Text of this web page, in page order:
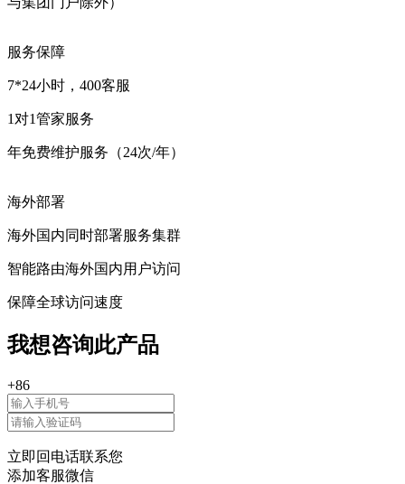
服务保障
7*24小时，400客服
1对1管家服务
年免费维护服务（24次/年）
海外部署
海外国内同时部署服务集群
智能路由海外国内用户访问
保障全球访问速度
我想咨询此产品
+86
立即回电话联系您
添加客服微信